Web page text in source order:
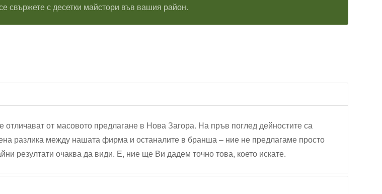
свържете с десетки майстори във вашия район.
отличават от масовото предлагане в Нова Загора. На пръв поглед дейностите са
разлика между нашата фирма и останалите в бранша – ние не предлагаме просто
резултати очаква да види. Е, ние ще Ви дадем точно това, което искате.